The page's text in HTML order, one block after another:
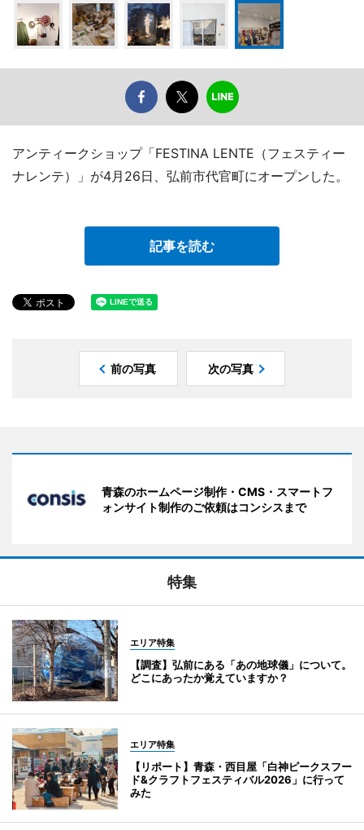
アンティークショップ「FESTINA LENTE（フェスティー
ナレンテ）」が4月26日、弘前市代官町にオープンした。
記事を読む
前の写真 次の写真
青森のホームページ制作・CMS・スマートフ
ォンサイト制作のご依頼はコンシスまで
特集
エリア特集
【調査】弘前にある「あの地球儀」について。
どこにあったか覚えていますか？
エリア特集
【リポート】青森・西目屋「白神ピークスフー
ド&クラフトフェスティバル2026」に行って
みた